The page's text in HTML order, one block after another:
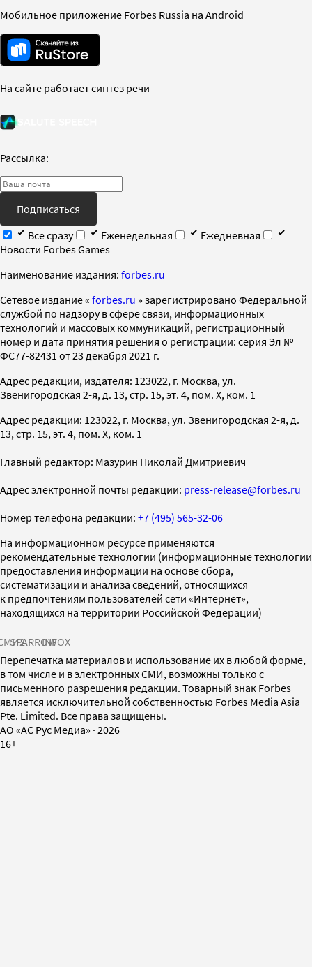
Мобильное приложение Forbes Russia на Android
На сайте работает синтез речи
Рассылка:
Подписаться
Все сразу
Еженедельная
Ежедневная
Новости Forbes Games
Наименование издания: forbes.ru
Cетевое издание « forbes.ru » зарегистрировано Федеральной
службой по надзору в сфере связи, информационных
технологий и массовых коммуникаций, регистрационный
номер и дата принятия решения о регистрации: серия Эл №
ФС77-82431 от 23 декабря 2021 г.
Адрес редакции, издателя: 123022, г. Москва, ул.
Звенигородская 2-я, д. 13, стр. 15, эт. 4, пом. X, ком. 1
Адрес редакции: 123022, г. Москва, ул. Звенигородская 2-я, д.
13, стр. 15, эт. 4, пом. X, ком. 1
Главный редактор: Мазурин Николай Дмитриевич
Адрес электронной почты редакции: press-release@forbes.ru
Номер телефона редакции: +7 (495) 565-32-06
На информационном ресурсе применяются
рекомендательные технологии (информационные технологии
предоставления информации на основе сбора,
систематизации и анализа сведений, относящихся
к предпочтениям пользователей сети «Интернет»,
находящихся на территории Российской Федерации)
SPARROWINFOX
Перепечатка материалов и использование их в любой форме,
в том числе и в электронных СМИ, возможны только с
письменного разрешения редакции. Товарный знак Forbes
является исключительной собственностью Forbes Media Asia
Pte. Limited. Все права защищены.
AO «АС Рус Медиа» · 2026
16+